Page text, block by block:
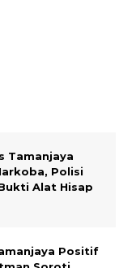
Tamanjaya
Polisi
Alat Hisap
Positif